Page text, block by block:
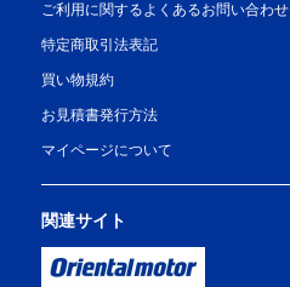
ご利用に関するよくあるお問い合わせ
特定商取引法表記
買い物規約
お見積書発行方法
マイページについて
関連サイト